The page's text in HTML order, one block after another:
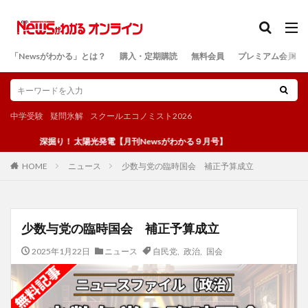
「Newsがわかる」とは？ 購入・定期購読 無料会員 プレミアム会員
中学受験 疑問氷解 スクールエコノミスト2026
深掘り！ 太陽光発電【月刊Newsがわかる９月号】
HOME ニュース 少数与党の臨時国会 補正予算成立
少数与党の臨時国会 補正予算成立
2025年1月22日 ニュース 自民党, 政治, 国会
検索